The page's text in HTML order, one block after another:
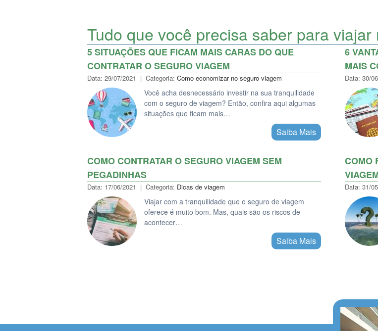
Tudo que você precisa saber para viajar
5 SITUAÇÕES QUE FICAM MAIS CARAS DO QUE
CONTRATAR O SEGURO VIAGEM
Data: 29/07/2021 | Categoria: Como economizar no seguro viagem
Você acha desnecessário investir na sua tranquilidade
com o seguro de viagem? Então, confira aqui algumas
situações que ficam mais…
Saiba Mais
6
MAIS
Data: 30/
COMO CONTRATAR O SEGURO VIAGEM SEM
PEGADINHAS
Data: 17/06/2021 | Categoria: Dicas de viagem
Viajar com a tranquilidade que o seguro de viagem
oferece é muito bom. Mas, quais são os riscos de
acontecer…
Saiba Mais
COMO
Data: 31/